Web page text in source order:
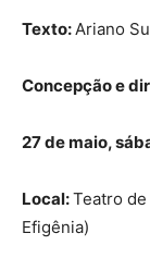
Texto:Ariano
Concepção e
27 de maio,
Local:Teatro
Efigênia)